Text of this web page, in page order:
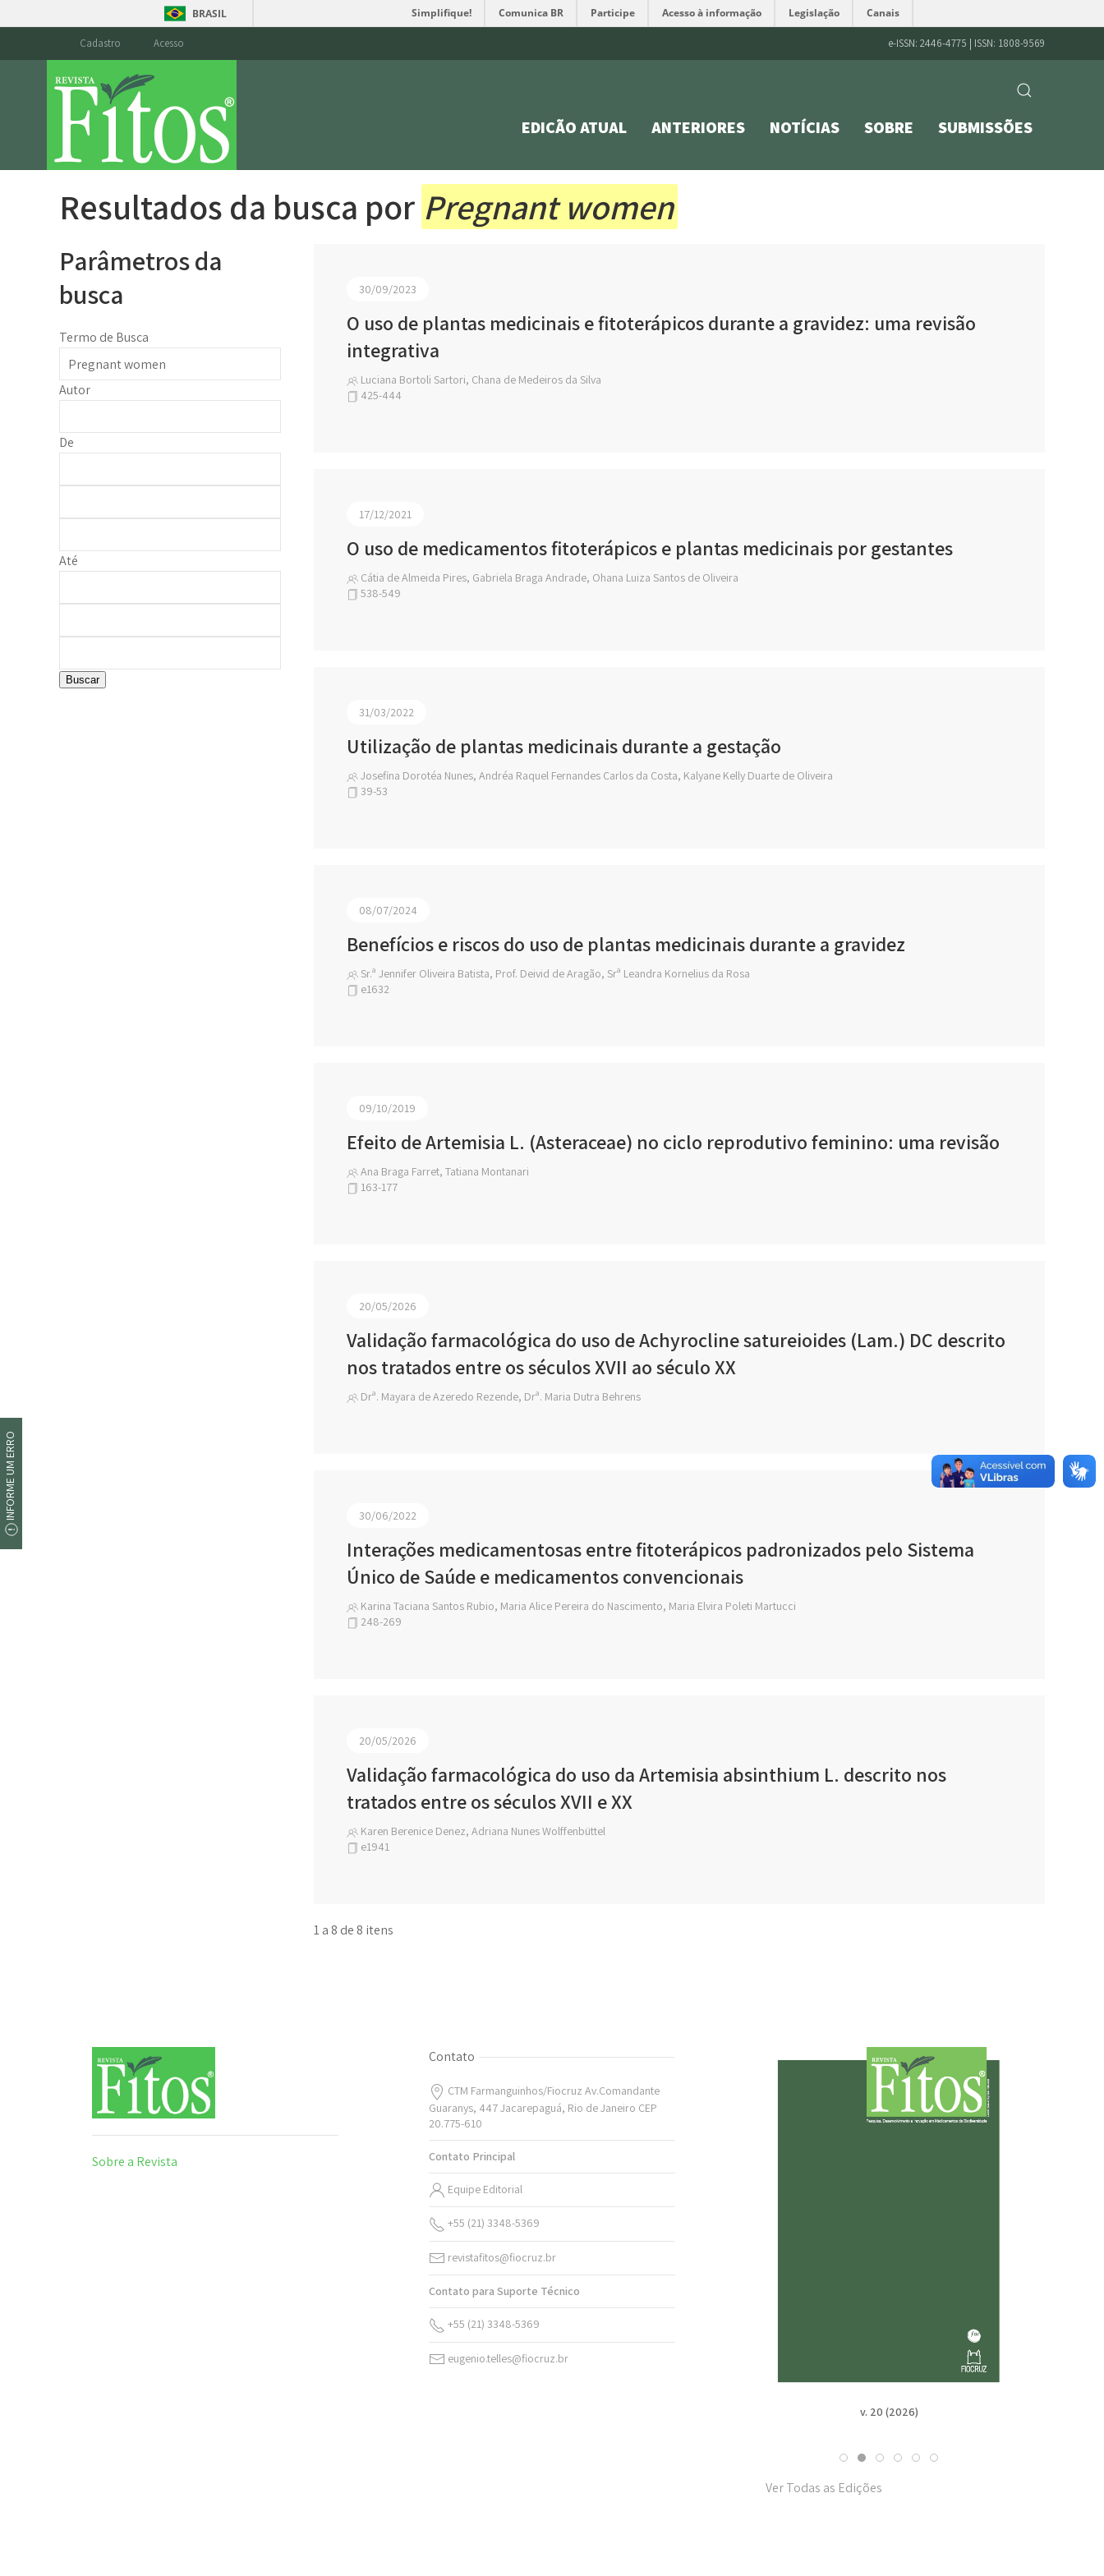
BRASIL Simplifique! Comunica BR Participe Acesso à informação Legislação Canais
Cadastro Acesso e-ISSN: 2446-4775 | ISSN: 1808-9569
EDIÇÃO ATUAL ANTERIORES NOTÍCIAS SOBRE SUBMISSÕES
Resultados da busca por Pregnant women
Parâmetros da
busca
Termo de Busca
Autor
De
Até
Buscar
30/09/2023
O uso de plantas medicinais e fitoterápicos durante a gravidez: uma revisão
integrativa
Luciana Bortoli Sartori, Chana de Medeiros da Silva
425-444
17/12/2021
O uso de medicamentos fitoterápicos e plantas medicinais por gestantes
Cátia de Almeida Pires, Gabriela Braga Andrade, Ohana Luiza Santos de Oliveira
538-549
31/03/2022
Utilização de plantas medicinais durante a gestação
Josefina Dorotéa Nunes, Andréa Raquel Fernandes Carlos da Costa, Kalyane Kelly Duarte de Oliveira
39-53
08/07/2024
Benefícios e riscos do uso de plantas medicinais durante a gravidez
Sr.ª Jennifer Oliveira Batista, Prof. Deivid de Aragão, Srª Leandra Kornelius da Rosa
e1632
09/10/2019
Efeito de Artemisia L. (Asteraceae) no ciclo reprodutivo feminino: uma revisão
Ana Braga Farret, Tatiana Montanari
163-177
20/05/2026
Validação farmacológica do uso de Achyrocline satureioides (Lam.) DC descrito
nos tratados entre os séculos XVII ao século XX
Drª. Mayara de Azeredo Rezende, Drª. Maria Dutra Behrens
30/06/2022
Interações medicamentosas entre fitoterápicos padronizados pelo Sistema
Único de Saúde e medicamentos convencionais
Karina Taciana Santos Rubio, Maria Alice Pereira do Nascimento, Maria Elvira Poleti Martucci
248-269
20/05/2026
Validação farmacológica do uso da Artemisia absinthium L. descrito nos
tratados entre os séculos XVII e XX
Karen Berenice Denez, Adriana Nunes Wolffenbüttel
e1941
1 a 8 de 8 itens
Sobre a Revista
Contato
CTM Farmanguinhos/Fiocruz Av.Comandante
Guaranys, 447 Jacarepaguá, Rio de Janeiro CEP
20.775-610
Contato Principal
Equipe Editorial
+55 (21) 3348-5369
revistafitos@fiocruz.br
Contato para Suporte Técnico
+55 (21) 3348-5369
eugenio.telles@fiocruz.br
v. 19 n. Suppl. 1 (2025)
Ver Todas as Edições
INFORME UM ERRO